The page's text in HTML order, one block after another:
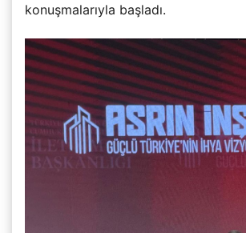
konuşmalarıyla başladı.